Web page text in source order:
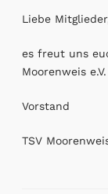
Liebe
es freut uns
Moorenweis
Vorstand
TSV